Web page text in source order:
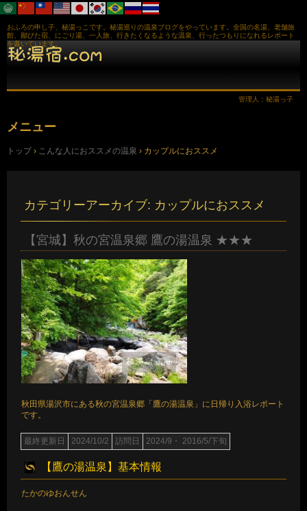
おふろの申し子、秘湯っこです。秘湯巡りの温泉ブログをやっています。全国の名湯、老舗旅
館、鄙びた宿、にごり湯、一人旅、行きたくなるような温泉、行ったつもりになれるレポート
を書いています。
管理人：秘湯っ子
メニュー
ン
トップ › こんな人におススメの温泉 › カップルにおススメ
カテゴリーアーカイブ: カップルにおススメ
【宮城】秋の宮温泉郷 鷹の湯温泉 ★★★
秋田県湯沢市にある秋の宮温泉郷「鷹の湯温泉」に日帰り入浴レポート
です。
最終更新日 2024/10/2 訪問日 2024/9・ 2016/5/下旬
【鷹の湯温泉】基本情報
たかのゆおんせん